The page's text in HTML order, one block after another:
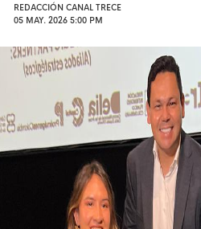
REDACCIÓN CANAL TRECE
05 MAY. 2026 5:00 PM